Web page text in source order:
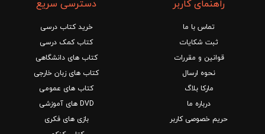
راهنمای کاربر
تماس با ما
ثبت شکایات
قوانین و مقررات
نحوه ارسال
مارکا بلاگ
درباره ما
حریم خصوصی کاربر
دسترسی سریع
خرید کتاب درسی
کتاب کمک درسی
کتاب های دانشگاهی
کتاب های زبان خارجی
کتاب های عمومی
DVD های آموزشی
بازی های فکری